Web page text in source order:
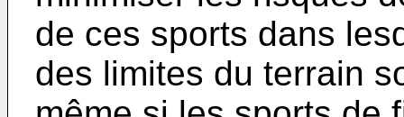
de ces sports dans
des limites du terrain